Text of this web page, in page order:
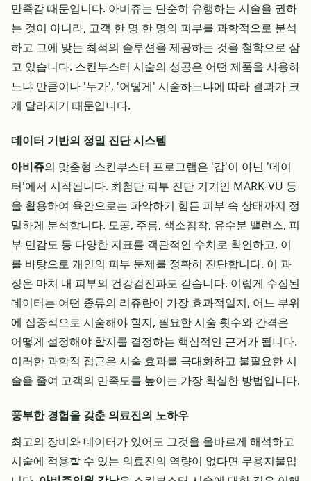
만족감 때문입니다. 아비쥬는 단순히 유행하는 시술을 권하
는 것이 아니라, 고객 한 명 한 명의 피부를 과학적으로 분석
하고 그에 맞는 최적의 솔루션을 제공하는 것을 철학으로 삼
고 있습니다. 스킨부스터 시술의 성공은 어떤 제품을 사용하
느냐 만큼이나 '누가', '어떻게' 시술하느냐에 따라 결과가 크
게 달라지기 때문입니다.
데이터 기반의 정밀 진단 시스템
아비쥬의 맞춤형 스킨부스터 프로그램은 '감'이 아닌 '데이
터'에서 시작됩니다. 최첨단 피부 진단 기기인 MARK-VU 등
을 활용하여 육안으로는 파악하기 힘든 피부 속 상태까지 정
밀하게 분석합니다. 모공, 주름, 색소침착, 유수분 밸런스, 피
부 민감도 등 다양한 지표를 객관적인 수치로 확인하고, 이
를 바탕으로 개인의 피부 문제를 정확히 진단합니다. 이 과
정은 마치 내 피부의 건강검진과도 같습니다. 이렇게 수집된
데이터는 어떤 종류의 리쥬란이 가장 효과적일지, 어느 부위
에 집중적으로 시술해야 할지, 필요한 시술 횟수와 간격은
어떻게 설정해야 할지를 결정하는 핵심적인 근거가 됩니다.
이러한 과학적 접근은 시술 효과를 극대화하고 불필요한 시
술을 줄여 고객의 만족도를 높이는 가장 확실한 방법입니다.
풍부한 경험을 갖춘 의료진의 노하우
최고의 장비와 데이터가 있어도 그것을 올바르게 해석하고
시술에 적용할 수 있는 의료진의 역량이 없다면 무용지물입